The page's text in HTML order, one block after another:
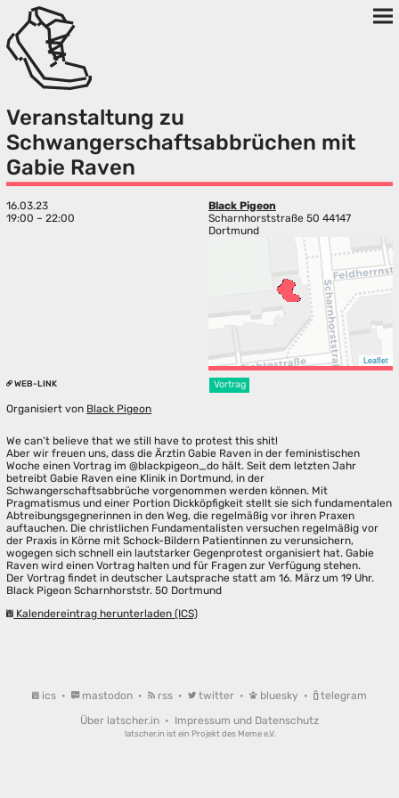
Veranstaltung zu
Schwangerschaftsabbrüchen mit
Gabie Raven
16.03.23
19:00 – 22:00
Black Pigeon
Scharnhorststraße 50 44147
Dortmund
Leaflet
WEB-LINK Vortrag
Organisiert von Black Pigeon
We can’t believe that we still have to protest this shit!
Aber wir freuen uns, dass die Ärztin Gabie Raven in der feministischen
Woche einen Vortrag im @blackpigeon_do hält. Seit dem letzten Jahr
betreibt Gabie Raven eine Klinik in Dortmund, in der
Schwangerschaftsabbrüche vorgenommen werden können. Mit
Pragmatismus und einer Portion Dickköpfigkeit stellt sie sich fundamentalen
Abtreibungsgegnerinnen in den Weg, die regelmäßig vor ihren Praxen
auftauchen. Die christlichen Fundamentalisten versuchen regelmäßig vor
der Praxis in Körne mit Schock-Bildern Patientinnen zu verunsichern,
wogegen sich schnell ein lautstarker Gegenprotest organisiert hat. Gabie
Raven wird einen Vortrag halten und für Fragen zur Verfügung stehen.
Der Vortrag findet in deutscher Lautsprache statt am 16. März um 19 Uhr.
Black Pigeon Scharnhorststr. 50 Dortmund
Kalendereintrag herunterladen (ICS)
ics • mastodon • rss • twitter • bluesky •
telegram
Über latscher.in • Impressum und Datenschutz
latscher.in ist ein Projekt des Meme e.V.